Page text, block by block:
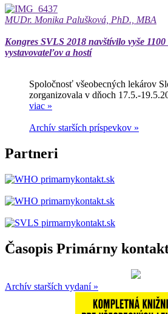
MUDr. Monika Palušková, PhD., MBA
Kongres SVLS 2018 navštívilo vyše 1100
vystavovateľov a hostí
Spoločnosť všeobecných lekárov
zorganizovala v dňoch 17.5.-
viac »
Archív starších príspevkov »
Partneri
Časopis Primárny
Archív starších vydaní »